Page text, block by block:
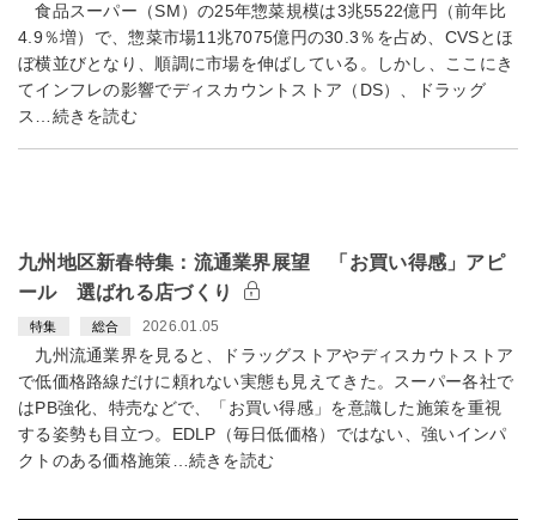
食品スーパー（SM）の25年惣菜規模は3兆5522億円（前年比
4.9％増）で、惣菜市場11兆7075億円の30.3％を占め、CVSとほ
ぼ横並びとなり、順調に市場を伸ばしている。しかし、ここにき
てインフレの影響でディスカウントストア（DS）、ドラッグ
ス…続きを読む
九州地区新春特集：流通業界展望 「お買い得感」アピ
ール 選ばれる店づくり
特集 総合 2026.01.05
九州流通業界を見ると、ドラッグストアやディスカウトストア
で低価格路線だけに頼れない実態も見えてきた。スーパー各社で
はPB強化、特売などで、「お買い得感」を意識した施策を重視
する姿勢も目立つ。EDLP（毎日低価格）ではない、強いインパ
クトのある価格施策…続きを読む